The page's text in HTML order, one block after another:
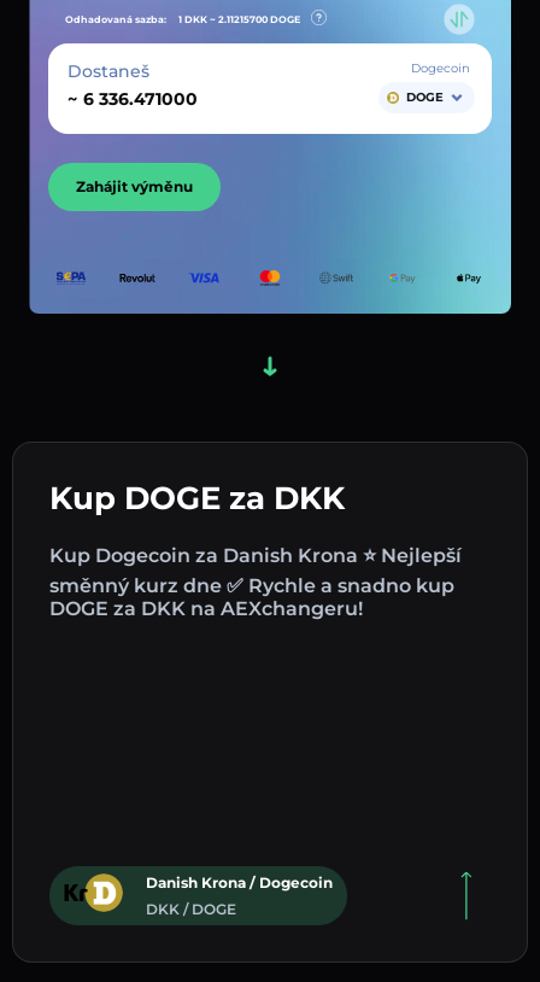
Kup DOGE za DKK
Kup Dogecoin za Danish Krona ⭐ Nejlepší
směnný kurz dne ✅ Rychle a snadno kup
DOGE za DKK na AEXchangeru!
Danish Krona / Dogecoin
DKK / DOGE
Odhadovaná sazba: 1 DKK ~ 2.11215700 DOGE
Dostaneš
~
Dogecoin
DOGE
Zahájit výměnu